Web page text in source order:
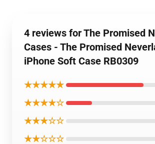
4 reviews for The Promised
Cases - The Promised
iPhone Soft Case RB0309
★★★★★
★★★★☆
★★★☆☆
★★☆☆☆